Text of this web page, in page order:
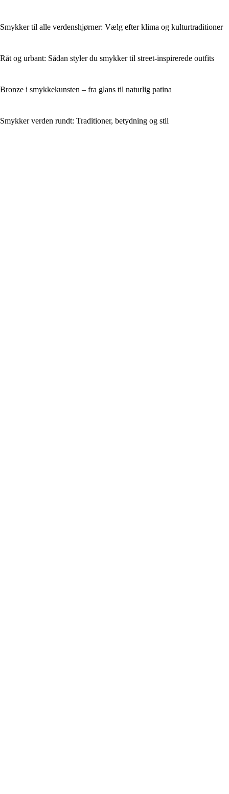
Smykker til alle verdenshjørner: Vælg efter klima og kulturtraditioner
Råt og urbant: Sådan styler du smykker til street-inspirerede outfits
Bronze i smykkekunsten – fra glans til naturlig patina
Smykker verden rundt: Traditioner, betydning og stil